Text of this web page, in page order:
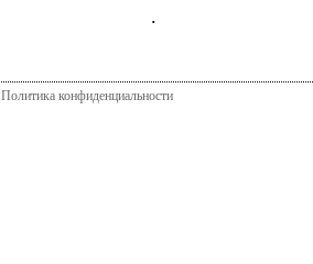
.
Политика конфиденциальности